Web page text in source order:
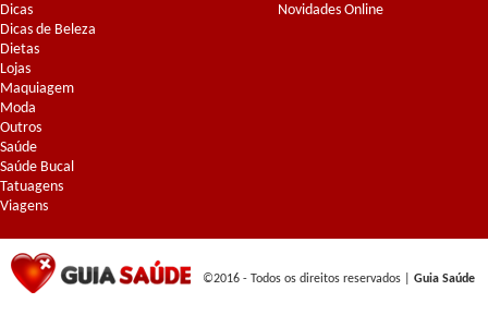
Dicas
Dicas de Beleza
Dietas
Lojas
Maquiagem
Moda
Outros
Saúde
Saúde Bucal
Tatuagens
Viagens
Novidades Online
©2016 - Todos os direitos reservados | Guia Saúde